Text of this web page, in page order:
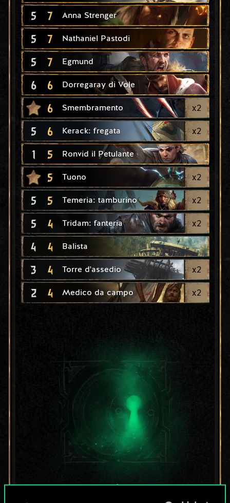
5 7 Anna Strenger
5 7 Nathaniel Pastodi
5 7 Egmund
6 6 Dorregaray di Vole
6 Smembramento x2
5 6 Kerack: fregata x2
1 5 Ronvid il Petulante
5 Tuono x2
5 5 Temeria: tamburino x2
5 4 Tridam: fanteria x2
4 4 Balista
3 4 Torre d'assedio x2
2 4 Medico da campo x2